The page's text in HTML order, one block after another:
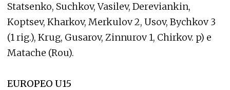
Statsenko, Suchkov, Vasilev, Dereviankin,
Koptsev, Kharkov, Merkulov 2, Usov, Bychkov 3
(1 rig.), Krug, Gusarov, Zinnurov 1, Chirkov. p) e
Matache (Rou).
EUROPEO U15